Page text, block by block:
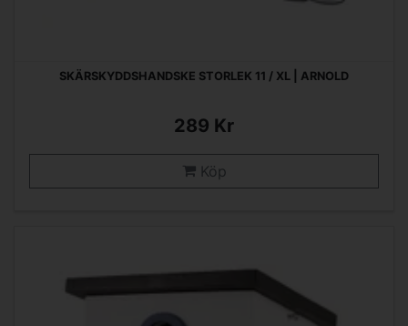
SKÄRSKYDDSHANDSKE STORLEK 11 / XL | ARNOLD
289 Kr
Köp